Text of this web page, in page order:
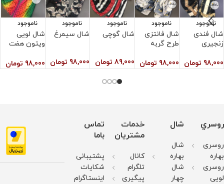
ناموجود
شال فندی
زنجیری
98,000 تومان
ناموجود
شال فانتزی
طرح گربه
98,000 تومان
ناموجود
شال گوچی
89,000 تومان
ناموجود
شال سیمرغ
98,000 تومان
ناموجود
شال لویی
ویتون هفت
98,000 تومان
روسري
روسری
بهاره
روسری
لویی
شال
شال
بهاره
شال
چهار
خدمات
مشتریان
کانال
تلگرام
پیگیری
تماس
باما
پشتیبانی
شکایات
اینستاگرام